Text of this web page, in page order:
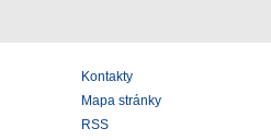
Kontakty
Mapa stránky
RSS